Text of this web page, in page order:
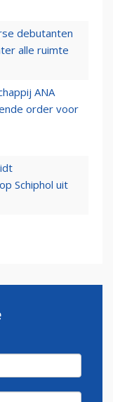
debutanten
alle ruimte
ANA
order voor
Schiphol uit